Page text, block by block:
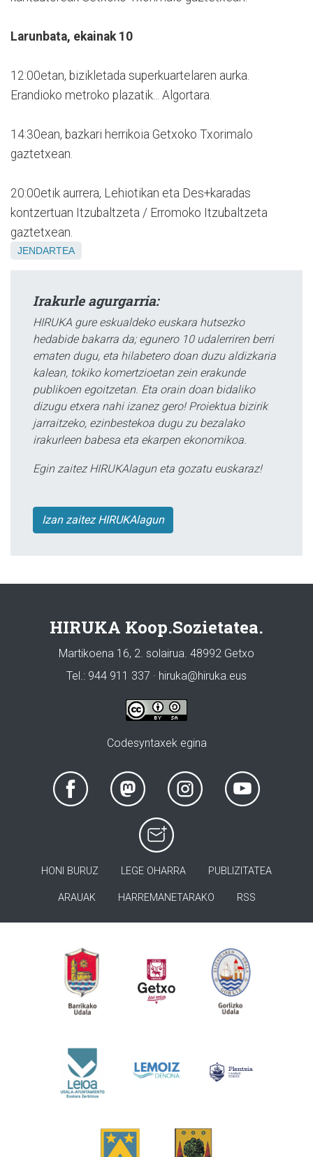
Larunbata, ekainak 10
12:00etan, bizikletada superkuartelaren aurka.
Erandioko metroko plazatik... Algortara.
14:30ean, bazkari herrikoia Getxoko Txorimalo
gaztetxean.
20:00etik aurrera, Lehiotikan eta Des+karadas
kontzertuan Itzubaltzeta / Erromoko Itzubaltzeta
gaztetxean.
JENDARTEA
Irakurle agurgarria:
HIRUKA gure eskualdeko euskara hutsezko
hedabide bakarra da; egunero 10 udalerriren berri
ematen dugu, eta hilabetero doan duzu aldizkaria
kalean, tokiko komertzioetan zein erakunde
publikoen egoitzetan. Eta orain doan bidaliko
dizugu etxera nahi izanez gero! Proiektua bizirik
jarraitzeko, ezinbestekoa dugu zu bezalako
irakurleen babesa eta ekarpen ekonomikoa.
Egin zaitez HIRUKAlagun eta gozatu euskaraz!
Izan zaitez HIRUKAlagun
HIRUKA Koop.Sozietatea.
Martikoena 16, 2. solairua. 48992 Getxo
Tel.: 944 911 337 · hiruka@hiruka.eus
Codesyntaxek egina
HONI BURUZ LEGE OHARRA PUBLIZITATEA
ARAUAK HARREMANETARAKO RSS